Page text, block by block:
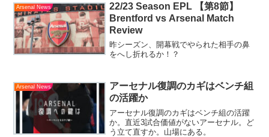
Arsenal News
22/23 Season EPL 【第8節】
Brentford vs Arsenal Match
Review
昨シーズン、開幕戦でやられた相手の鼻
をへし折れるか！？
Arsenal News
アーセナル復調のカギはベンチ組
の活躍か
アーセナル復調のカギはベンチ組の活躍
か。直近3試合価値がないアーセナル。ど
う立て直すか。山場にある。